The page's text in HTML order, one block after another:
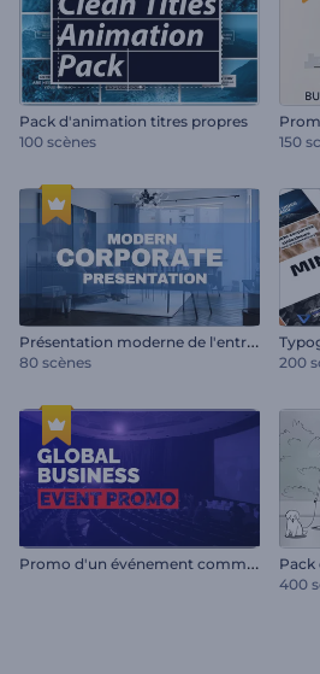
Pack d'animation titres propres
100 scènes
150
P
résentation moderne de l'entreprise
80 scènes 200
P
romo d'un événement commercial mondial
400